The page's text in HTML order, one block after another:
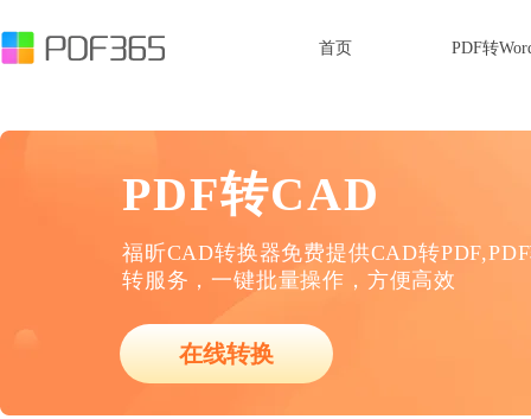
首页 PDF转
PDF转CAD
福昕CAD转换器免费提供CAD转
转服务，一键批量操作，方便高效
在线转换